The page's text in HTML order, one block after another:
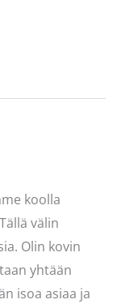
koolla
välin
Olin kovin
yhtään
isoa asiaa ja